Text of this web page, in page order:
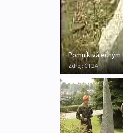
Pomník
Zdroj:ČT24